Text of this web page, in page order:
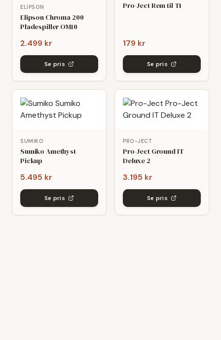
ELIPSON
Elipson Chroma 200
Pladespiller OM10
2.499 kr
Se pris
Pro-Ject Rem til T1
179 kr
Se pris
SUMIKO
Sumiko Amethyst
Pickup
5.495 kr
Se pris
PRO-JECT
Pro-Ject Ground IT
Deluxe 2
3.195 kr
Se pris